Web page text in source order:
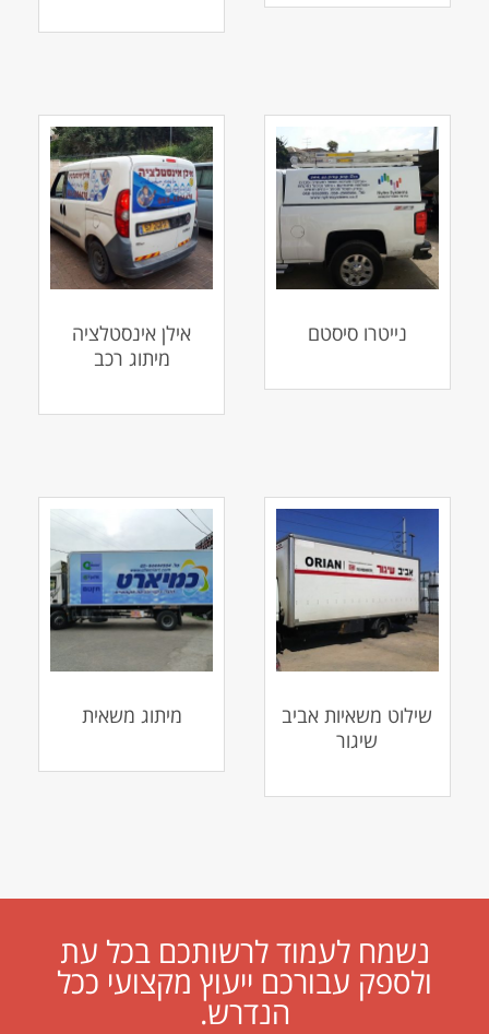
נייטרו סיסטם
אילן אינסטלציה
מיתוג רכב
שילוט משאיות אביב
שיגור
מיתוג משאית
נשמח לעמוד לרשותכם בכל עת
ולספק עבורכם ייעוץ מקצועי ככל
הנדרש.